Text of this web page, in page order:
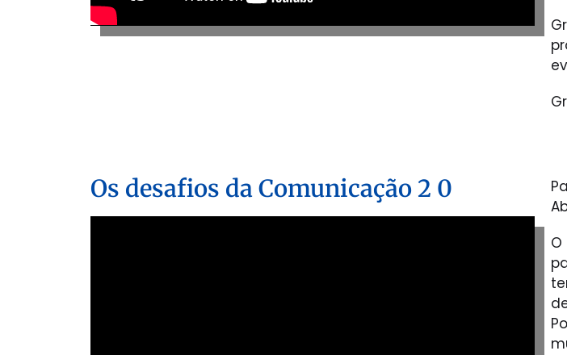
Os desafios da Comunicação 2 0